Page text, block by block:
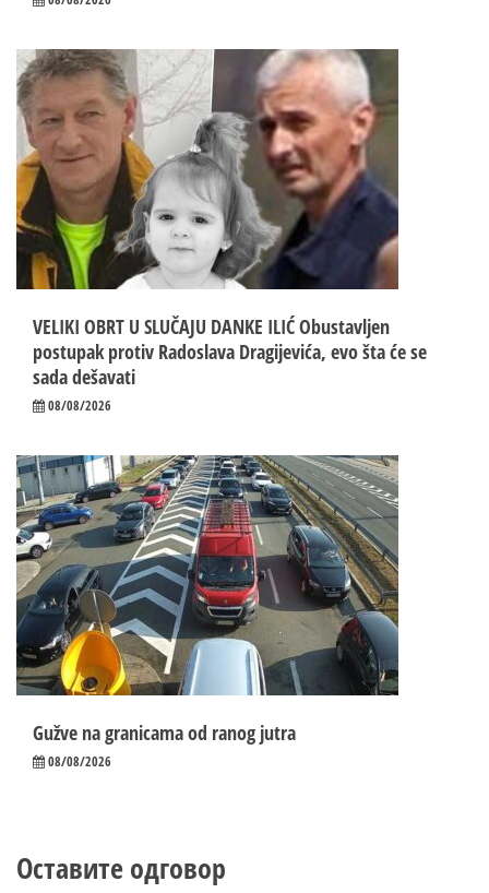
VELIKI OBRT U SLUČAJU DANKE ILIĆ Obustavljen
postupak protiv Radoslava Dragijevića, evo šta će se
sada dešavati
08/08/2026
Gužve na granicama od ranog jutra
08/08/2026
Оставите одговор